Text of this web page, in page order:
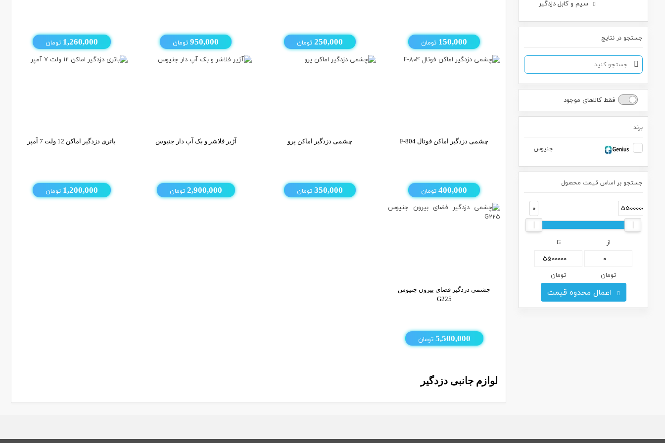
سیم و کابل دزدگیر
جستجو در نتایج
فقط کالاهای موجود
برند
جنیوس
جستجو بر اساس قیمت محصول
0 5500000
از
تومان
تا
تومان
اعمال محدوه قیمت
150,000 تومان 250,000 تومان 950,000 تومان 1,260,000 تومان
چشمی دزدگیر اماکن فوتال F-804
400,000 تومان
چشمی دزدگیر اماکن پرو
350,000 تومان
آژیر فلاشر و بک آپ دار جنیوس
2,900,000 تومان
باتری دزدگیر اماکن 12 ولت 7 آمپر
1,200,000 تومان
چشمی دزدگیر فضای بیرون جنیوس
G225
5,500,000 تومان
لوازم جانبی دزدگیر